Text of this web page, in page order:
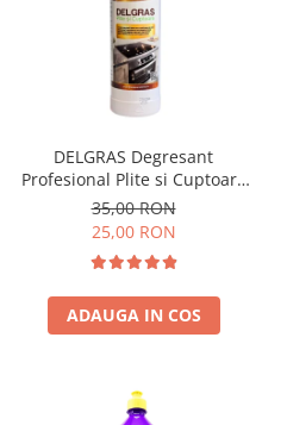
DELGRAS Degresant
Profesional Plite si Cuptoare
1L
35,00 RON
25,00 RON
ADAUGA IN COS